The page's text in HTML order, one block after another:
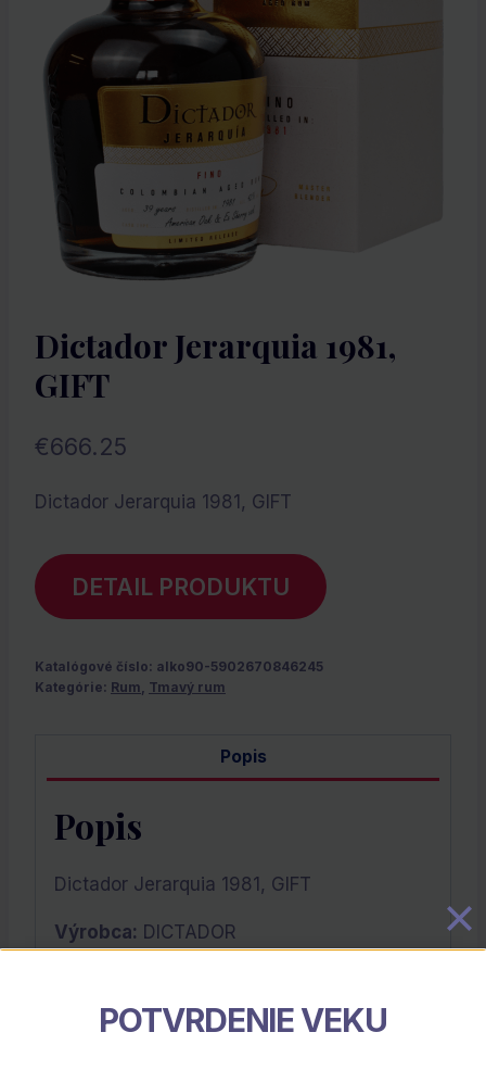
Dictador Jerarquia 1981,
GIFT
€666.25
Dictador Jerarquia 1981, GIFT
DETAIL PRODUKTU
Katalógové číslo: alko90-5902670846245
Kategórie: Rum Tmavý rum
Popis
Popis
Dictador Jerarquia 1981, GIFT
Výrobca: DICTADOR
Súvisiace Produkty
POTVRDENIE VEKU